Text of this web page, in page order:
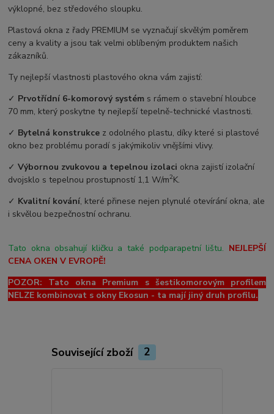
výklopné, bez středového sloupku.
Plastová okna z řady PREMIUM se vyznačují skvělým poměrem
ceny a kvality a jsou tak velmi oblíbeným produktem našich
zákazníků.
Ty nejlepší vlastnosti plastového okna vám zajistí:
✓ Prvotřídní 6-komorový systém s rámem o stavební hloubce
70 mm, který poskytne ty nejlepší tepelně-technické vlastnosti.
✓ Bytelná konstrukce z odolného plastu, díky které si plastové
okno bez problému poradí s jakýmikoliv vnějšími vlivy.
✓Výbornou zvukovou a tepelnou izolaci okna zajistí izolační
dvojsklo s tepelnou prostupností 1,1 W/m2K.
✓ Kvalitní kování, které přinese nejen plynulé otevírání okna, ale
i skvělou bezpečnostní ochranu.
Tato okna obsahují kličku a také podparapetní lištu. NEJLEPŠÍ
CENA OKEN V EVROPĚ!
POZOR: Tato okna Premium s šestikomorovým profilem
NELZE kombinovat s okny Ekosun - ta mají jiný druh profilu.
Související zboží 2